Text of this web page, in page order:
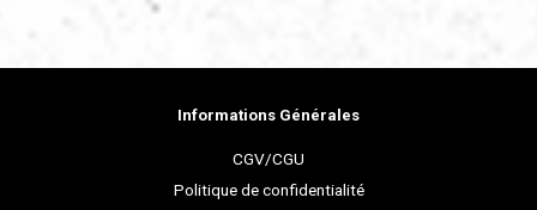
Informations Générales
CGV/CGU
Politique de confidentialité